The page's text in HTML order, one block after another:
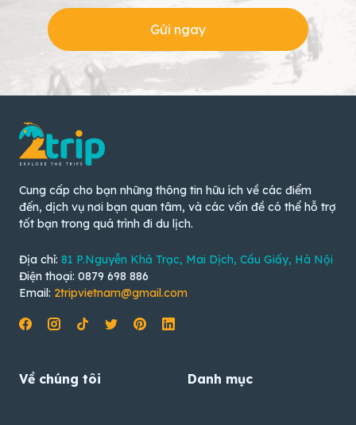
Gửi ngay
Cung cấp cho bạn những thông tin hữu ích về các điểm
đến, dịch vụ nơi bạn quan tâm, và các vấn đề có thể hỗ trợ
tốt bạn trong quá trình đi du lịch.
Địa chỉ: 81 P.Nguyễn Khả Trạc, Mai Dịch, Cầu Giấy, Hà Nội
Điện thoại: 0879 698 886
Email: 2tripvietnam@gmail.com
Về chúng tôi Danh mục